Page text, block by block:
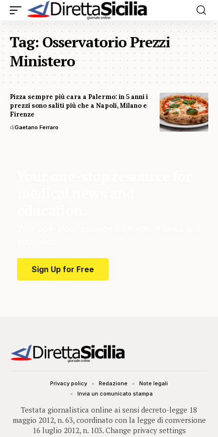
Tag:Osservatorio Prezzi
Ministero
Pizza sempre più cara a Palermo: in 5 anni i
prezzi sono saliti più che a Napoli, Milano e
Firenze
diGaetano Ferraro
Sign Up for Free
Testata giornalistica online ai sensi decreto-legge 18
maggio 2012, n. 63, coordinato con la legge di conversione
16 luglio 2012, n. 103. Change privacy settings
Privacy policy Redazione
Note legali
Invia un comunicato stampa